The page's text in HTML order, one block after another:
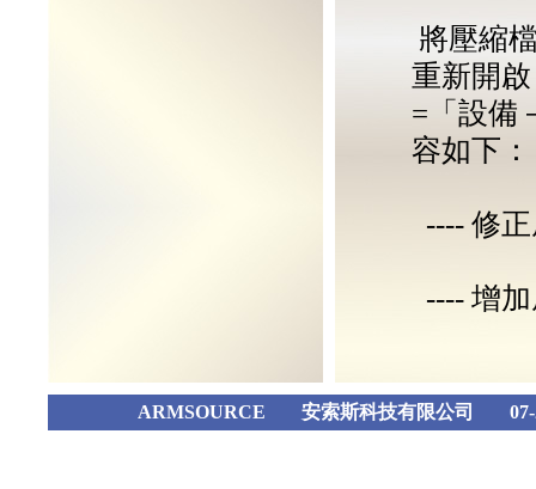
將壓縮
重新開
=「設備
容如下：
---- 修
---- 增
ARMSOURCE 安索斯科技有限公司